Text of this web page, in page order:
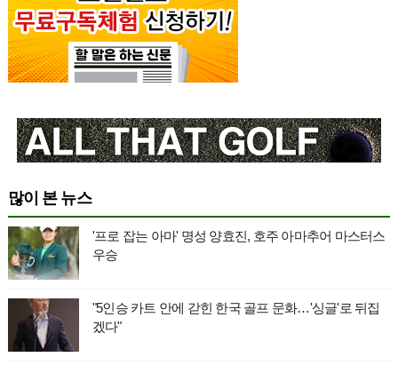
많이 본 뉴스
'프로 잡는 아마' 명성 양효진, 호주 아마추어 마스터스
우승
"5인승 카트 안에 갇힌 한국 골프 문화…'싱글'로 뒤집
겠다"